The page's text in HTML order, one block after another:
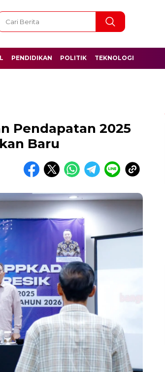
PENDIDIKAN POLITIK TEKNOLOGI
Pendapatan 2025
Baru